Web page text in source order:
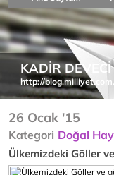
KADİR DEVECİ
http://
26 Ocak '15
Kategori Doğal
Ülkemizdeki Göller